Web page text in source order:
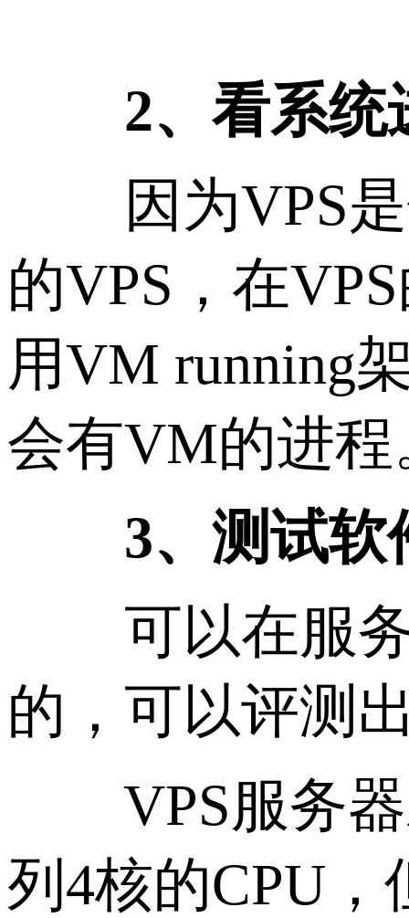
2、看系统
因为VPS是
的VPS，在
用VM running
会有VM的进程
3、测试软
可以在服务
的，可以评测
VPS服务器
列4核的CPU